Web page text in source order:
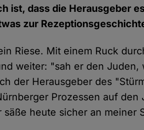
ist, dass die Herausgeber
zur
Riese. Mit einem Ruck
weiter: "sah er den Juden,
der Herausgeber des
Prozessen auf den
säße heute sicher an meiner